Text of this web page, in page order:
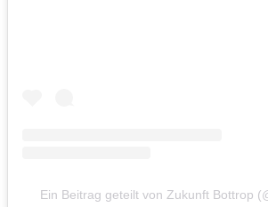
Ein Beitrag geteilt von Zukunft Bottrop